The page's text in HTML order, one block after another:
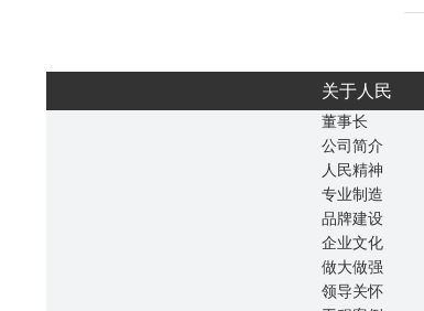
关于人民
董事长
公司简介
人民精神
专业制造
品牌建设
企业文化
做大做强
领导关怀